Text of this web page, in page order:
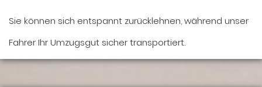
Sie können sich entspannt zurücklehnen, während unser
Fahrer Ihr Umzugsgut sicher transportiert.